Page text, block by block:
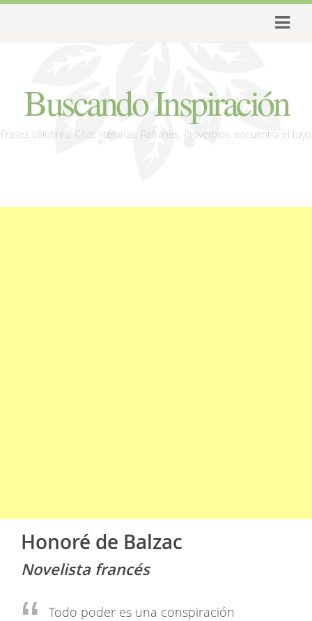
Buscando Inspiración
Frases célebres, Citas literarias, Refranes, Proverbios, encuentra el tuyo
Honoré de Balzac
Novelista francés
Todo poder es una conspiración